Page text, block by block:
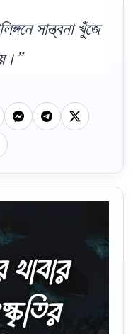
সান্ত্বনা খুঁজে